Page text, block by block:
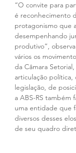
“O convite para
é reconhecimento
protagonismo que
desempenhando
produtivo”,
vários os
da Câmara
articulação política,
legislação, de
a ABS-RS também
uma entidade que
diversos desses
de seu quadro